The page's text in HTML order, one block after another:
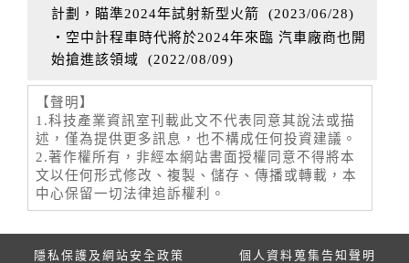
計劃，瞄準2024年試射新型火箭 (2023/06/28)
‧空中計程車時代將於2024年來臨 汽車廠商也開
始搶進該領域 (2022/08/09)
【聲明】
1.科技產業資訊室刊載此文不代表同意其說法或描
述，僅為提供更多訊息，也不構成任何投資建議。
2.著作權所有，非經本網站書面授權同意不得將本
文以任何形式修改、複製、儲存、傳播或轉載，本
中心保留一切法律追訴權利。
隱私保護及網站安全政策
個人資料蒐集告知聲明